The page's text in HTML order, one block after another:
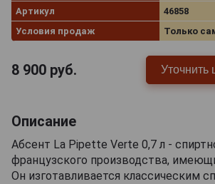
Артикул
46858
Условия продаж
Только
8 900 руб. Уточнить
Описание
Абсент La Pipette Verte 0,7 л -
французского производства,
Он изготавливается классическим